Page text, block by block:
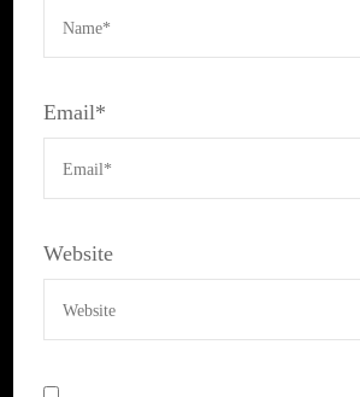
Email*
Website